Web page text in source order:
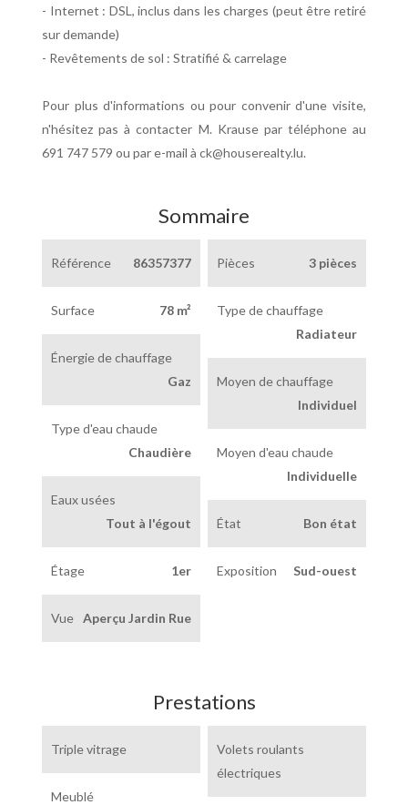
- Internet : DSL, inclus dans les charges (peut être retiré
sur demande)
- Revêtements de sol : Stratifié & carrelage
Pour plus d'informations ou pour convenir d'une visite,
n'hésitez pas à contacter M. Krause par téléphone au
691 747 579 ou par e-mail à ck@houserealty.lu.
Sommaire
Référence 86357377 Pièces 3 pièces
Surface 78 m²
Type de chauffage
Radiateur
Énergie de chauffage
Gaz
Moyen de chauffage
Individuel
Type d'eau chaude
Chaudière
Moyen d'eau chaude
Individuelle
Eaux usées
Tout à l'égout
État Bon état
Étage 1er Exposition Sud-ouest
Vue Aperçu Jardin Rue
Prestations
Triple vitrage
Volets roulants
électriques
Meublé